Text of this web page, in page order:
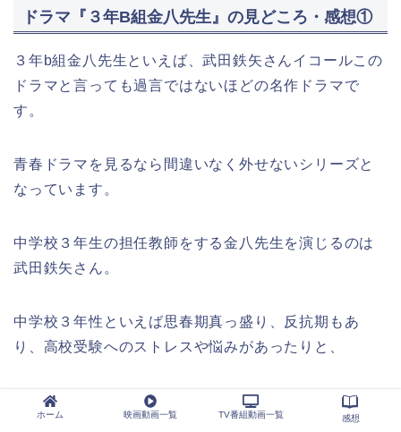
ドラマ『３年B組金八先生』の見どころ・感想①
３年b組金八先生といえば、武田鉄矢さんイコールこの
ドラマと言っても過言ではないほどの名作ドラマで
す。
青春ドラマを見るなら間違いなく外せないシリーズと
なっています。
中学校３年生の担任教師をする金八先生を演じるのは
武田鉄矢さん。
中学校３年性といえば思春期真っ盛り、反抗期もあ
り、高校受験へのストレスや悩みがあったりと、
子供から大人へと変わっていく上でとてもアンバラン
スなメンタルになりがち、問題を抱える子供たちが多
ホーム 映画動画一覧 TV番組動画一覧 感想